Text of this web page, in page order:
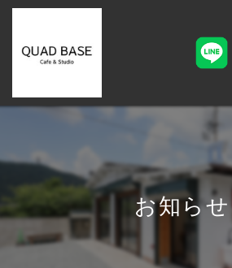
お知らせ